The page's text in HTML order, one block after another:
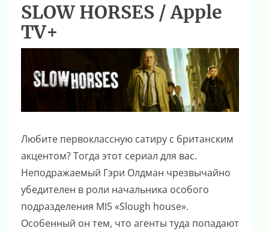
SLOW HORSES / Apple
TV+
Любите первоклассную сатиру с британским
акцентом? Тогда этот сериал для вас.
Неподражаемый Гэри Олдман чрезвычайно
убедителен в роли начальника особого
подразделения MI5 «Slough house».
Особенный он тем, что агенты туда попадают